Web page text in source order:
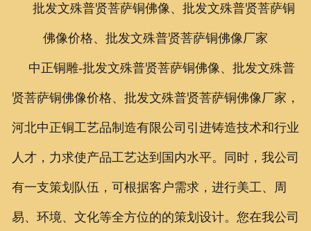
批发文殊普贤菩萨铜佛像、批发文殊普贤菩萨铜
佛像价格、批发文殊普贤菩萨铜佛像厂家
中正铜雕-批发文殊普贤菩萨铜佛像、 批发文殊普
贤菩萨铜佛像价格、 批发文殊普贤菩萨铜佛像厂家 ，
河北中正铜工艺品制造有限公司引进铸造技术和行业
人才，力求使产品工艺达到国内水平。同时，我公司
有一支策划队伍，可根据客户需求，进行美工、周
易、环境、文化等全方位的的策划设计。您在我公司